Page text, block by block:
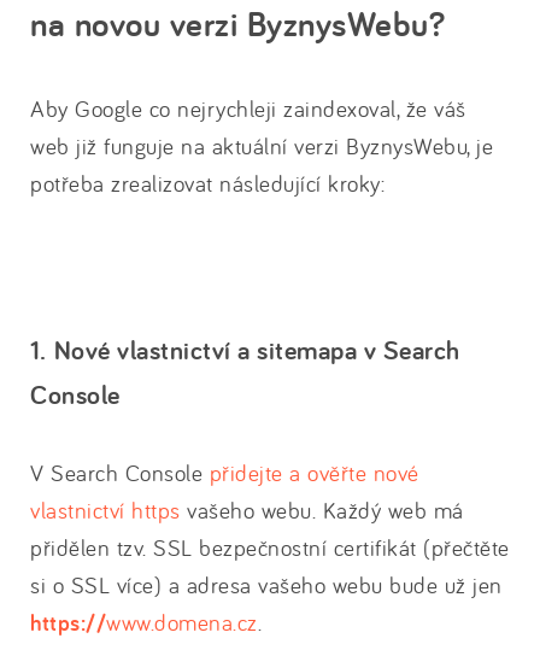
na novou verzi ByznysWebu?
Aby Google co nejrychleji zaindexoval, že váš
web již funguje na aktuální verzi ByznysWebu, je
potřeba zrealizovat následující kroky:
1. Nové vlastnictví a sitemapa v Search
Console
V Search Console přidejte a ověřte nové
vlastnictví https vašeho webu. Každý web má
přidělen tzv. SSL bezpečnostní certifikát (přečtěte
si o SSL více) a adresa vašeho webu bude už jen
https://www.domena.cz.